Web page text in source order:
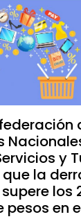
y
la
los
pesos en